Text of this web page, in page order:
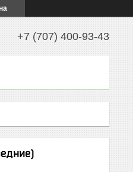
+7 (707) 400-93-43